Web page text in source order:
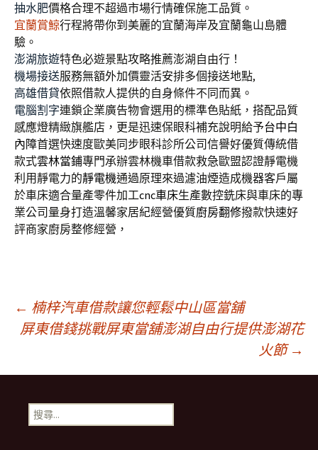
抽水肥價格合理不超過市場行情確保施工品質。
宜蘭賞鯨行程將帶你到美麗的宜蘭海岸及宜蘭龜山島體
驗。
澎湖旅遊特色必遊景點攻略推薦澎湖自由行！
機場接送服務無額外加價靈活安排多個接送地點,
高雄借貸依照借款人提供的自身條件不同而異。
電腦割字連鎖企業廣告物會選用的標準色貼紙，搭配品質
感應燈精緻旗艦店，更是迅速保眼科補充說明給予台中白
內障首選快速度歐美同步眼科診所公司信譽好優質傳統借
款式雲林當鋪專門承辦雲林機車借款救急歐盟認證靜電機
利用靜電力的靜電機通過原理來過濾油煙造成機器客戶屬
於車床適合量產零件加工cnc車床生產數控銑床與車床的專
業公司量身打造溫馨家居紀經營優質廚房翻修撥款快速好
評商家廚房整修經營，
文
導
← 楠梓汽車借款讓您輕鬆中山區當舖
屏東借錢挑戰屏東當舖澎湖自由行提供澎湖花
火節 →
搜
尋